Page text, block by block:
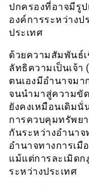
ปกครองที่อาจมีรู
องค์การระหว่างป
ประเทศ
ด้วยความสัมพันธ์เ
ลัทธิความเป็นเจ้า
ตนเองมีอำนาจม
จนนำมาสู่ความขั
ยังคงเหมือนเดิม
การควบคุมทรัพย
กันระหว่างอำนาจ
อำนาจทางการเ
แม้แต่การละเมิด
ระหว่างประเทศ